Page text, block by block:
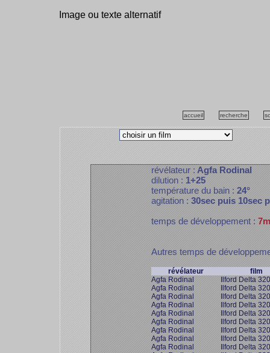
Image ou texte alternatif
accueil recherche
révélateur :Agfa Rodinal
dilution :1+25
température du bain :24°
agitation :30sec puis 10sec
temps de développement :
Autres temps de
révélateur
film
Agfa Rodinal
Ilford Delta
Agfa Rodinal
Ilford Delta
Agfa Rodinal
Ilford Delta
Agfa Rodinal
Ilford Delta
Agfa Rodinal
Ilford Delta
Agfa Rodinal
Ilford Delta
Agfa Rodinal
Ilford Delta
Agfa Rodinal
Ilford Delta
Agfa Rodinal
Ilford Delta